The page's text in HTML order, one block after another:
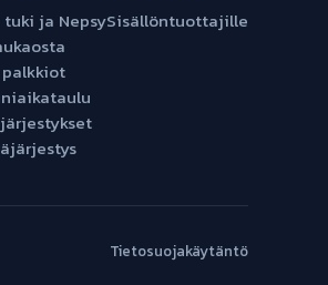
ja NepsySisällöntuottajille
Tietosuojakäytäntö